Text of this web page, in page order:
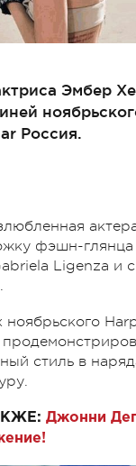
Эмбер
Россия.
фэшн-глянца
Ligenza и
ноябрьского
стиль в
Джонни